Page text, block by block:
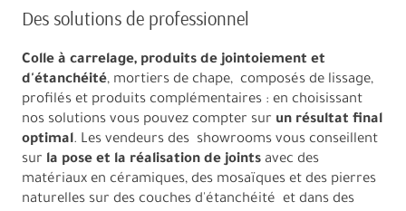
Des solutions de professionnel
Colle à carrelage, produits de jointoiement et
d'étanchéité, mortiers de chape, composés de lissage,
profilés et produits complémentaires : en choisissant
nos solutions vous pouvez compter sur un résultat final
optimal. Les vendeurs des showrooms vous conseillent
sur la pose et la réalisation de joints avec des
matériaux en céramiques, des mosaïques et des pierres
naturelles sur des couches d'étanchéité et dans des